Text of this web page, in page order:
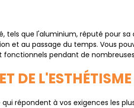
tels que l'aluminium, réputé pour
et au passage du temps. Vous
pendant de
DE
répondent à vos exigences les